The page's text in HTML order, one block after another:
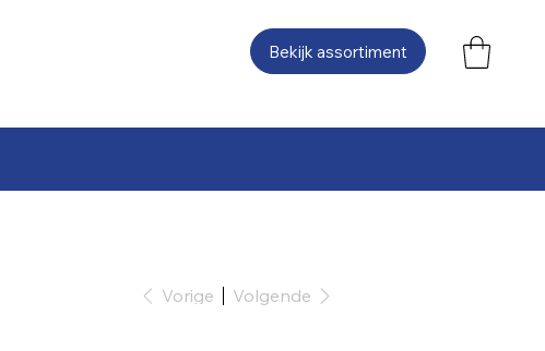
Bekijk assortiment
Vorige Volgende